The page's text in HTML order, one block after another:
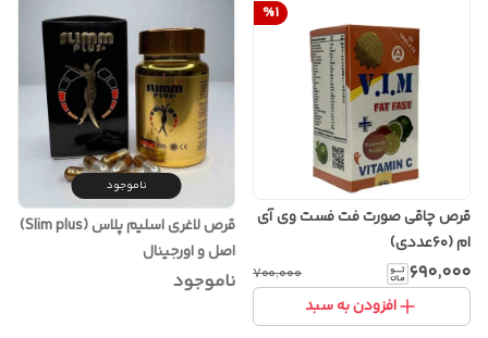
%1
قرص چاقی صورت فت فست وی آی
ام (۶۰عددی)
۶۹۰٬۰۰۰ ۷۰۰٬۰۰۰
افزودن به سبد
ناموجود
قرص لاغری اسلیم پلاس (Slim plus)
اصل و اورجینال
ناموجود